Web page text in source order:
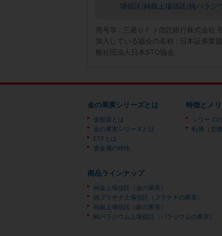
場信託 /純銀上場信託 /純パラジ
商号等 : 三菱ＵＦＪ信託銀行株式会社
加入している協会の名称 : 日本証券
般社団法人日本STO協会
金の果実シリーズとは
金投資とは
金の果実シリーズとは
ETFとは
貴金属の特性
特徴とメリ
シリーズ
転換（交
商品ラインナップ
純金上場信託（金の果実）
純プラチナ上場信託（プラチナの果実）
純銀上場信託（銀の果実）
純パラジウム上場信託（パラジウムの果実）